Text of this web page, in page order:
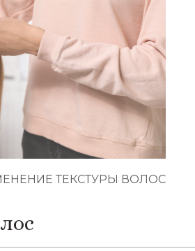
ТЕКСТУРЫ ВОЛОС